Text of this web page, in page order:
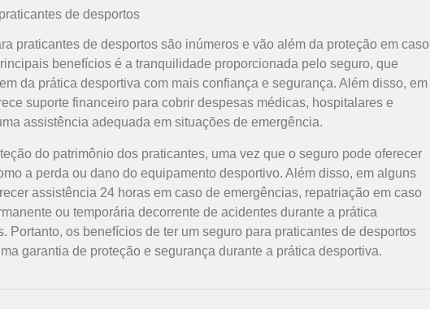
de desportos
praticantes de desportos são inúmeros e vão além da proteção em caso
benefícios é a tranquilidade proporcionada pelo seguro, que
da prática desportiva com mais confiança e segurança. Além disso, em
suporte financeiro para cobrir despesas médicas, hospitalares e
assistência adequada em situações de emergência.
do patrimônio dos praticantes, uma vez que o seguro pode oferecer
a perda ou dano do equipamento desportivo. Além disso, em alguns
assistência 24 horas em caso de emergências, repatriação em caso
ou temporária decorrente de acidentes durante a prática
Portanto, os benefícios de ter um seguro para praticantes de desportos
garantia de proteção e segurança durante a prática desportiva.